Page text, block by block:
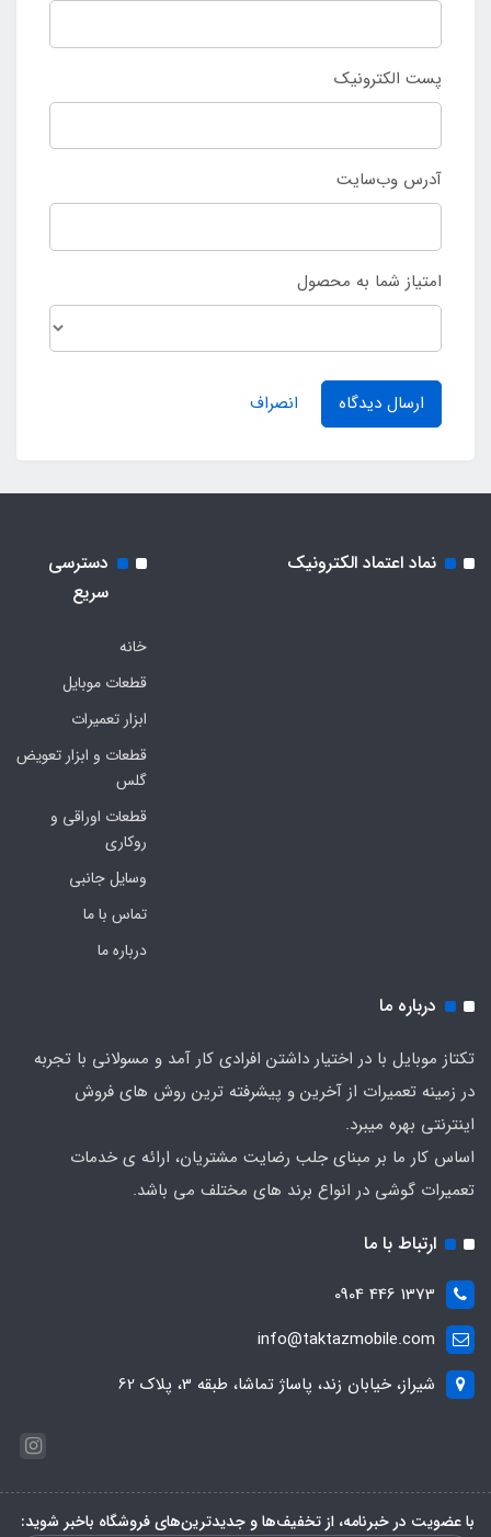
پست الکترونیک
آدرس وب‌سایت
امتیاز شما به محصول
ارسال دیدگاه انصراف
نماد اعتماد الکترونیک
دسترسی
سریع
خانه
قطعات موبایل
ابزار تعمیرات
قطعات و ابزار تعویض
گلس
قطعات اوراقی و
روکاری
وسایل جانبی
تماس با ما
درباره ما
درباره ما
تکتاز موبایل با در اختیار داشتن افرادی کار آمد و مسولانی با تجربه
در زمینه تعمیرات از آخرین و پیشرفته ترین روش های فروش
اینترنتی بهره میبرد.
اساس کار ما بر مبنای جلب رضایت مشتریان، ارائه ی خدمات
تعمیرات گوشی در انواع برند های مختلف می باشد.
ارتباط با ما
1373 446 0904
info@taktazmobile.com
شیراز، خیابان زند، پاساژ تماشا، طبقه 3، پلاک 62
با عضویت در خبرنامه، از تخفیف‌ها و جدیدترین‌های فروشگاه باخبر شوید: